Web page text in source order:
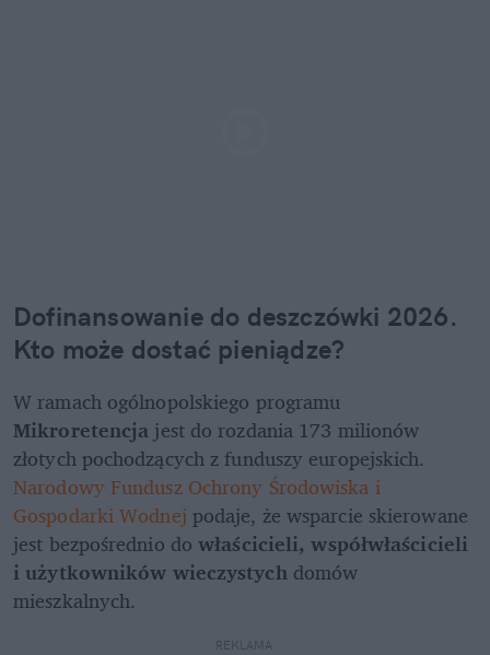
Dofinansowanie do deszczówki 2026.
Kto może dostać pieniądze?
Mikroretencja jest do rozdania 173 milionów
Narodowy Fundusz Ochrony Środowiska i
Gospodarki Wodnej podaje, że wsparcie skierowane
jest bezpośrednio do właścicieli, współwłaścicieli
i użytkowników wieczystych domów
mieszkalnych.
REKLAMA